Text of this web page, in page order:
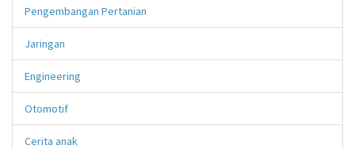
Pengembangan Pertanian
Jaringan
Engineering
Otomotif
Cerita anak